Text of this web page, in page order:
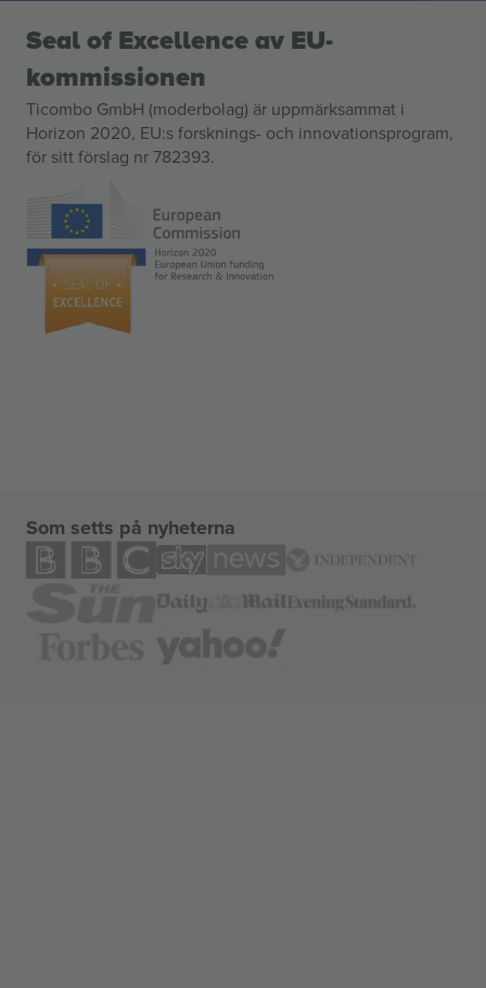
Seal of Excellence av EU-
kommissionen
Ticombo GmbH (moderbolag) är uppmärksammat i
Horizon 2020, EU:s forsknings- och innovationsprogram,
för sitt förslag nr 782393.
Som setts på nyheterna